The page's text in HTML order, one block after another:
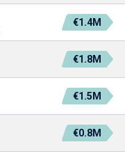
€1.4M
€1.8M
€1.5M
€0.8M